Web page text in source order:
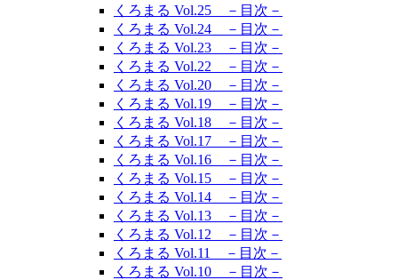
くろまる Vol.25 －目次－
くろまる Vol.24 －目次－
くろまる Vol.23 －目次－
くろまる Vol.22 －目次－
くろまる Vol.20 －目次－
くろまる Vol.19 －目次－
くろまる Vol.18 －目次－
くろまる Vol.17 －目次－
くろまる Vol.16 －目次－
くろまる Vol.15 －目次－
くろまる Vol.14 －目次－
くろまる Vol.13 －目次－
くろまる Vol.12 －目次－
くろまる Vol.11 －目次－
くろまる Vol.10 －目次－